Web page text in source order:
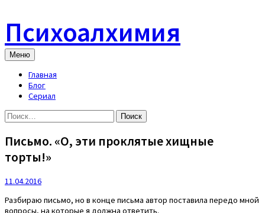
content
Психоалхимия
Меню
Главная
Блог
Сериал
Найти:
Письмо. «О, эти проклятые хищные
торты!»
11.04.2016
Разбираю письмо, но в конце письма автор поставила передо мной
вопросы, на которые я должна ответить.